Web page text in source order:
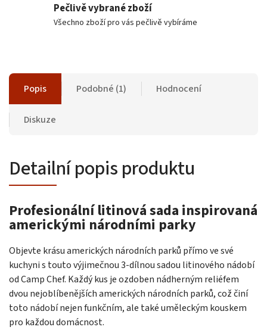
Pečlivě vybrané zboží
Všechno zboží pro vás pečlivě vybíráme
Popis Podobné (1) Hodnocení
Diskuze
Detailní popis produktu
Profesionální litinová sada inspirovaná
americkými národními parky
Objevte krásu amerických národních parků přímo ve své
kuchyni s touto výjimečnou 3-dílnou sadou litinového nádobí
od Camp Chef. Každý kus je ozdoben nádherným reliéfem
dvou nejoblíbenějších amerických národních parků, což činí
toto nádobí nejen funkčním, ale také uměleckým kouskem
pro každou domácnost.